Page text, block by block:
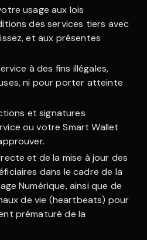
usage aux lois
des services tiers avec
et aux présentes
à des fins illégales,
ni pour porter atteinte
et signatures
ou votre Smart Wallet
et de la mise à jour des
dans le cadre de la
Numérique, ainsi que de
de vie (heartbeats) pour
prématuré de la